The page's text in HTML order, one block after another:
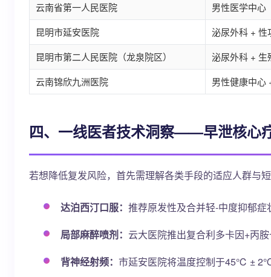
云南省第一人民医院
男性医学中心
昆明市延安医院
泌尿外科 + 性
昆明市第二人民医院（龙泉院区）
泌尿外科 + 生
云南锦欣九洲医院
男性健康中心
四、一线医者技术洞察——早泄核心
若想降低复发风险，首先需理解各类手段的适应人群与
达泊西汀口服： 推荐原发性及合并轻-中度抑郁
局部麻醉喷剂： 云大医院推出复合利多卡因+丙
背神经射频： 市延安医院将温度控制于45℃ ±